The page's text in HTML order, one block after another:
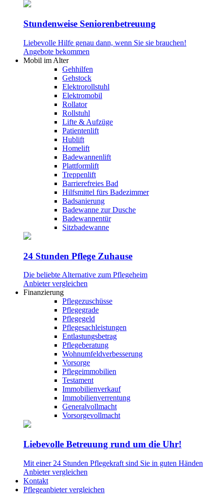
Stundenweise Seniorenbetreuung
Liebevolle Hilfe genau dann, wenn Sie sie brauchen!
Angebote bekommen
Mobil im Alter
Gehhilfen
Gehstock
Elektrorollstuhl
Elektromobil
Rollator
Rollstuhl
Lifte & Aufzüge
Patientenlift
Hublift
Homelift
Badewannenlift
Plattformlift
Treppenlift
Barrierefreies Bad
Hilfsmittel fürs Badezimmer
Badsanierung
Badewanne zur Dusche
Badewannentür
Sitzbadewanne
24 Stunden Pflege Zuhause
Die beliebte Alternative zum Pflegeheim
Anbieter vergleichen
Finanzierung
Pflegezuschüsse
Pflegegrade
Pflegegeld
Pflegesachleistungen
Entlastungsbetrag
Pflegeberatung
Wohnumfeldverbesserung
Vorsorge
Pflegeimmobilien
Testament
Immobilienverkauf
Immobilienverrentung
Generalvollmacht
Vorsorgevollmacht
Liebevolle Betreuung rund um die Uhr!
Mit einer 24 Stunden Pflegekraft sind Sie in guten Händen
Anbieter vergleichen
Kontakt
Pflegeanbieter vergleichen